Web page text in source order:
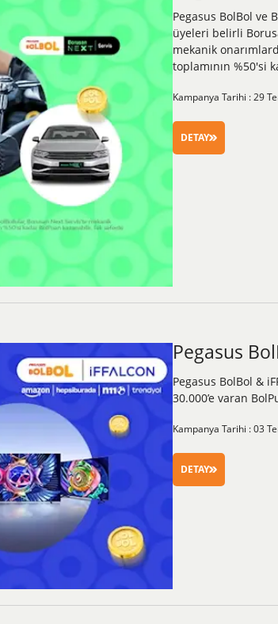
Pegasus BolBol ve
üyeleri belirli
mekanik
toplamının %50'si
Kampanya Tarihi : 29
DETAY
Pegasus
Pegasus BolBol &
30.000’e varan
Kampanya Tarihi : 03
DETAY